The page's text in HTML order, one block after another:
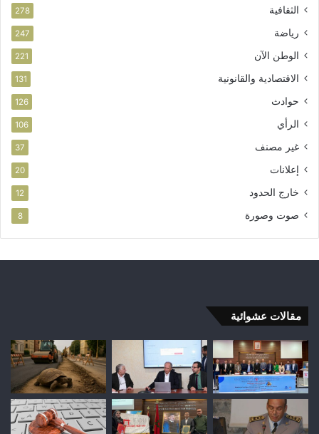
الثقافية 278
رياضة 247
الوطن الآن 221
الاقتصادية والقانونية 131
حوادث 126
الرأي 106
غير مصنف 37
إعلانات 20
خارج الحدود 12
صوت وصورة 8
مقالات عشوائية